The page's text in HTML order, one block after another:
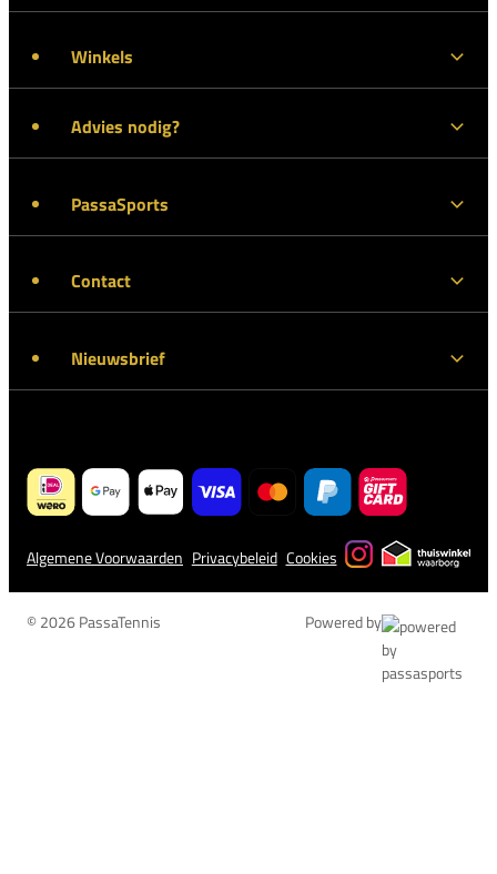
Winkels
Advies nodig?
PassaSports
Contact
Nieuwsbrief
Algemene Voorwaarden Privacybeleid Cookies
© 2026 PassaTennis Powered by